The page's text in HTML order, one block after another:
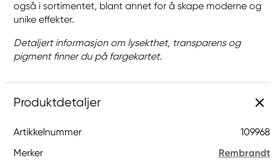
også i sortimentet, blant annet for å skape moderne og
unike effekter.
Detaljert informasjon om lysekthet, transparens og
pigment finner du på fargekartet.
Produktdetaljer
Artikkelnummer
109968
Merker
Rembrandt